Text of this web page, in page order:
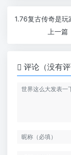
上一篇
评论（没有评